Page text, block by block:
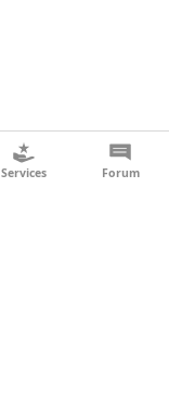
Services Forum